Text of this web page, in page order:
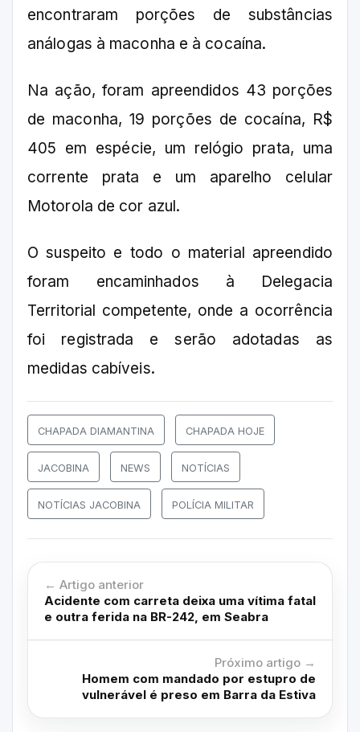
encontraram porções de substâncias
análogas à maconha e à cocaína.
Na ação, foram apreendidos 43 porções
de maconha, 19 porções de cocaína, R$
405 em espécie, um relógio prata, uma
corrente prata e um aparelho celular
Motorola de cor azul.
O suspeito e todo o material apreendido
foram encaminhados à Delegacia
Territorial competente, onde a ocorrência
foi registrada e serão adotadas as
medidas cabíveis.
CHAPADA DIAMANTINA CHAPADA HOJE
JACOBINA NEWS NOTÍCIAS
NOTÍCIAS JACOBINA POLÍCIA MILITAR
← Artigo anterior
Acidente com carreta deixa uma vítima fatal
e outra ferida na BR-242, em Seabra
Próximo artigo →
Homem com mandado por estupro de
vulnerável é preso em Barra da Estiva